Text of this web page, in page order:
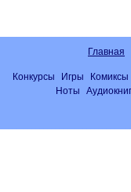
Главная
Конкурсы Игры Комиксы
Ноты